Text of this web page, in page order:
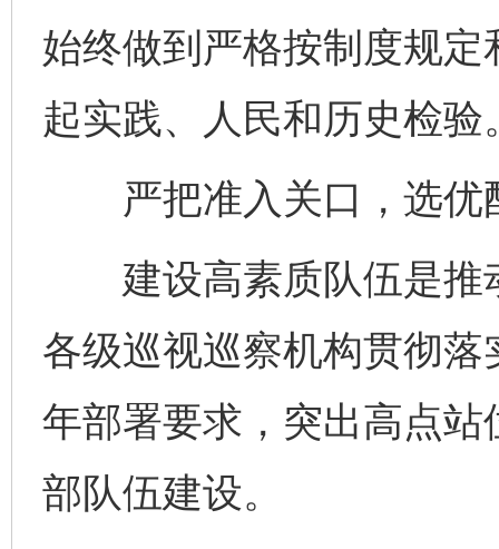
始终做到严格按制度规
起实践、人民和历史检验
严把准入关口，选优
建设高素质队伍是推
各级巡视巡察机构贯彻落
年部署要求，突出高点
部队伍建设。